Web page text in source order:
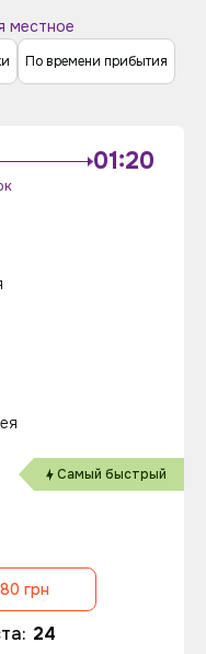
местное
По времени прибытия
01:20
Самый быстрый
грн
24